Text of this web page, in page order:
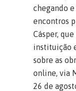
chegando
encontros
Cásper,
instituição
sobre as
online, via
26 de